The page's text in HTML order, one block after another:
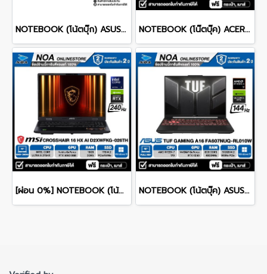
NOTEBOOK (โน้ตบุ๊ก) ASUS ROG ZEPHYRUS DUO 16 GX651AX-SR006WA 16" 3K OLED 120Hz Touchscreen/ULTRA 9 386H/64GB/SSD 2TB/RTX 5090/WINDOWS 11+MS OFFICE รับประกันศูนย์ไทย 3ปี NOTEBOOK (โน๊ตบุ๊ค) ACER NITRO V 16 ANV16-I31-73Z0 16-inch WUXGA/CORE 7 240H/16GB/SSD 1TB/RTX 5060/WINDOWS 11 รับประกันซ่อมฟรีถึงบ้าน 3ปี
[ผ่อน 0%] NOTEBOOK (โน้ตบุ๊ก) MSI CROSSHAIR 16 HX AI D2XWFKG-026TH 16" QHD+ 240Hz/CORE ULTRA 9 275HX/RAM 16GB/SSD 1B/RTX 5060/WINDOWS /11+OFFICE รับประกันศูนย์ไทย 2ปี NOTEBOOK (โน้ตบุ๊ค) ASUS TUF GAMING A16 FA607NUQ-RL010W 16" FHD+ 144Hz/RYZEN 7 170/RAM 8GB/SSD 512GB/RTX4050 รับประกันซ่อมฟรีถึงบ้าน 2ปี